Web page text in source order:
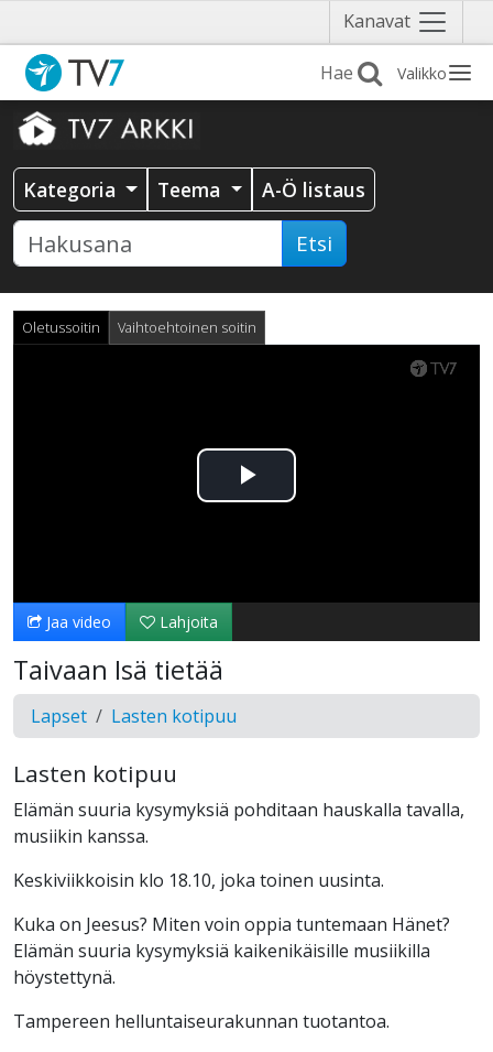
Kanavat Näytä
valikko
Valikko
Kategoria Teema A-Ö listaus
Etsi
Oletussoitin Vaihtoehtoinen soitin
Toista
Jaa video Lahjoita
Taivaan Isä tietää
Lapset Lasten kotipuu
Lasten kotipuu
Elämän suuria kysymyksiä pohditaan hauskalla tavalla,
musiikin kanssa.
Keskiviikkoisin klo 18.10, joka toinen uusinta.
Kuka on Jeesus? Miten voin oppia tuntemaan Hänet?
Elämän suuria kysymyksiä kaikenikäisille musiikilla
höystettynä.
Tampereen helluntaiseurakunnan tuotantoa.